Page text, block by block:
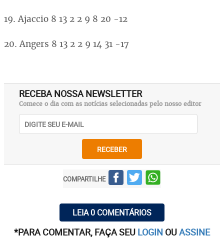
19. Ajaccio 8 13 2 2 9 8 20 -12
20. Angers 8 13 2 2 9 14 31 -17
RECEBA NOSSA NEWSLETTER
Comece o dia com as notícias selecionadas pelo nosso editor
RECEBER
COMPARTILHE
LEIA 0 COMENTÁRIOS
*PARA COMENTAR, FAÇA SEU LOGIN OUASSINE